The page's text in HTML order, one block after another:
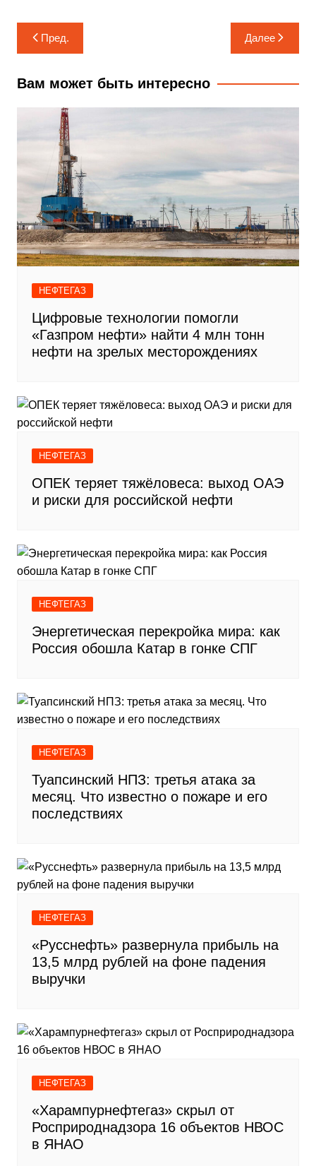
Навигация
по
записям
Пред. Далее
Вам может быть интересно
НЕФТЕГАЗ
Цифровые технологии помогли
«Газпром нефти» найти 4 млн тонн
нефти на зрелых месторождениях
НЕФТЕГАЗ
ОПЕК теряет тяжёловеса: выход ОАЭ
и риски для российской нефти
НЕФТЕГАЗ
Энергетическая перекройка мира: как
Россия обошла Катар в гонке СПГ
НЕФТЕГАЗ
Туапсинский НПЗ: третья атака за
месяц. Что известно о пожаре и его
последствиях
НЕФТЕГАЗ
«Русснефть» развернула прибыль на
13,5 млрд рублей на фоне падения
выручки
НЕФТЕГАЗ
«Харампурнефтегаз» скрыл от
Росприроднадзора 16 объектов НВОС
в ЯНАО